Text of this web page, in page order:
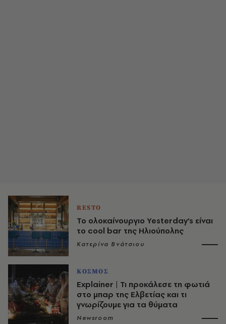
RESTO
Το ολοκαίνουργιο Yesterday’s είναι
το cool bar της Ηλιούπολης
Κατερίνα Βνάτσιου
ΚΟΣΜΟΣ
Explainer | Τι προκάλεσε τη φωτιά
στο μπαρ της Ελβετίας και τι
γνωρίζουμε για τα θύματα
Newsroom